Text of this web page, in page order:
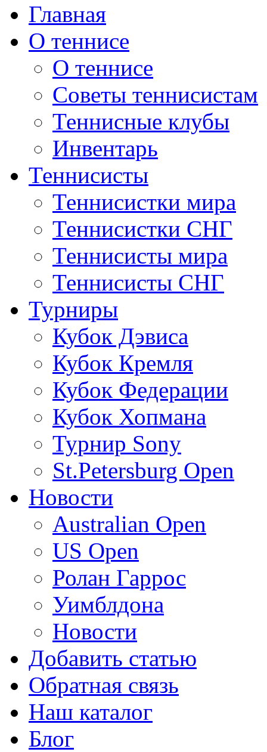
Главная
О теннисе
О теннисе
Советы теннисистам
Теннисные клубы
Инвентарь
Теннисисты
Теннисистки мира
Теннисистки СНГ
Теннисисты мира
Теннисисты СНГ
Турниры
Кубок Дэвиса
Кубок Кремля
Кубок Федерации
Кубок Хопмана
Турнир Sony
St.Petersburg Open
Новости
Australian Open
US Open
Ролан Гаррос
Уимблдона
Новости
Добавить статью
Обратная связь
Наш каталог
Блог